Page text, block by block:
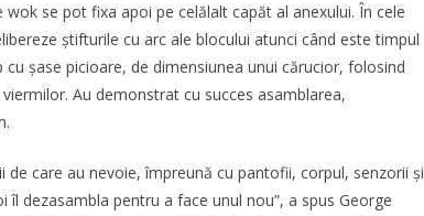
se pot fixa apoi pe celălalt capăt al anexului. În cele
știfturile cu arc ale blocului atunci când este timpul
șase picioare, de dimensiunea unui cărucior, folosind
Au demonstrat cu succes asamblarea,
care au nevoie, împreună cu pantofii, corpul, senzorii și
dezasambla pentru a face unul nou”, a spus George